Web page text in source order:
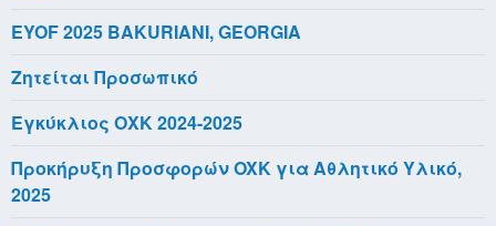
EYOF 2025 BAKURIANI, GEORGIA
Ζητείται Προσωπικό
Εγκύκλιος ΟΧΚ 2024-2025
Προκήρυξη Προσφορών OXK για Αθλητικό Υλικό,
2025